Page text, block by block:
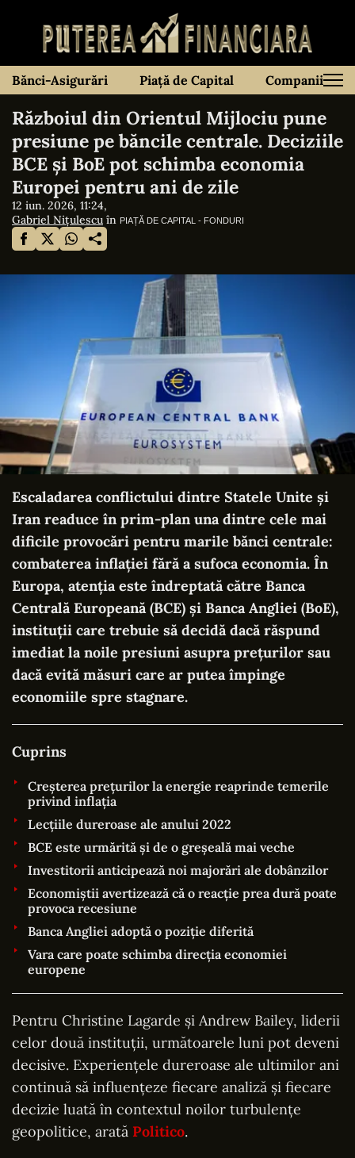
Bănci-Asigurări Piață de Capital Companii
Războiul din Orientul Mijlociu pune
presiune pe băncile centrale. Deciziile
BCE și BoE pot schimba economia
Europei pentru ani de zile
12 iun. 2026, 11:24,
Gabriel Nițulescu în PIAȚĂ DE CAPITAL - FONDURI
Escaladarea conflictului dintre Statele Unite și
Iran readuce în prim-plan una dintre cele mai
dificile provocări pentru marile bănci centrale:
combaterea inflației fără a sufoca economia. În
Europa, atenția este îndreptată către Banca
Centrală Europeană (BCE) și Banca Angliei (BoE),
instituții care trebuie să decidă dacă răspund
imediat la noile presiuni asupra prețurilor sau
dacă evită măsuri care ar putea împinge
economiile spre stagnare.
Cuprins
Creșterea prețurilor la energie reaprinde temerile
privind inflația
Lecțiile dureroase ale anului 2022
BCE este urmărită și de o greșeală mai veche
Investitorii anticipează noi majorări ale dobânzilor
Economiștii avertizează că o reacție prea dură poate
provoca recesiune
Banca Angliei adoptă o poziție diferită
Vara care poate schimba direcția economiei
europene
Pentru Christine Lagarde și Andrew Bailey, liderii
celor două instituții, următoarele luni pot deveni
decisive. Experiențele dureroase ale ultimilor ani
continuă să influențeze fiecare analiză și fiecare
decizie luată în contextul noilor turbulențe
geopolitice, arată Politico.